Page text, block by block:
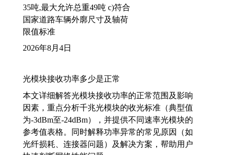
35吨,最大允许总重49吨 c)符合
国家道路车辆外廓尺寸及轴荷
限值标准
2026年8月4日
光模块接收功率多少是正常
本文详细解答光模块接收功率的正常范围及影响
因素，重点分析千兆光模块的收光标准（典型值
为-3dBm至-24dBm），并提供不同速率光模块的
参考值表格。同时解释功率异常的常见原因（如
光纤损耗、连接器问题）及解决方案，帮助用户